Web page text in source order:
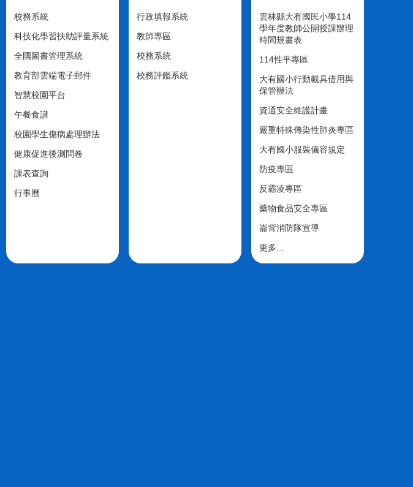
校務系統
科技化學習扶助評量系統
全國圖書管理系統
教育部雲端電子郵件
智慧校園平台
午餐食譜
校園學生傷病處理辦法
健康促進後測問卷
課表查詢
行事曆
行政填報系統
教師專區
校務系統
校務評鑑系統
雲林縣大有國民小學114
學年度教師公開授課辦理
時間規畫表
114性平專區
大有國小行動載具借用與
保管辦法
資通安全維護計畫
嚴重特殊傳染性肺炎專區
大有國小服裝儀容規定
防疫專區
反霸凌專區
藥物食品安全專區
崙背消防隊宣導
更多...